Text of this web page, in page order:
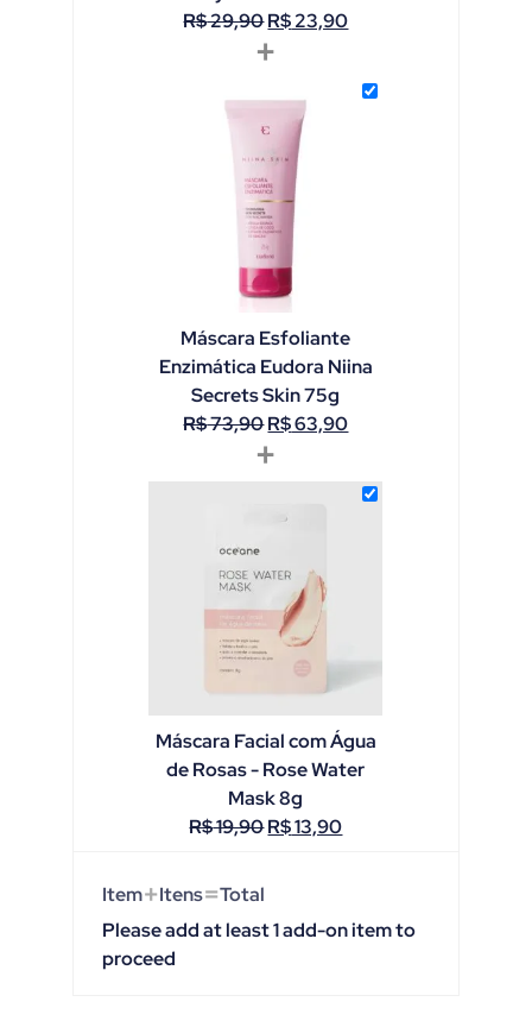
R$29,90R$23,90
+
Máscara Esfoliante
Enzimática Eudora Niina
Secrets Skin 75g
R$73,90R$63,90
+
Máscara Facial com Água
de Rosas - Rose Water
Mask 8g
R$19,90R$13,90
Item+Itens=Total
Please add at least 1 add-on item to
proceed